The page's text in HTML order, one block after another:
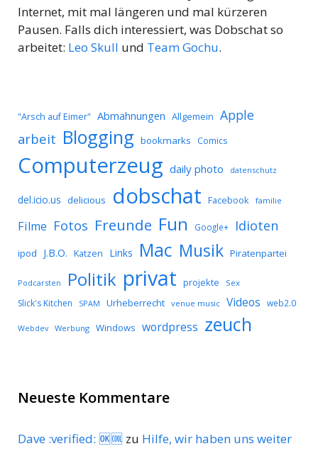
Internet, mit mal längeren und mal kürzeren
Pausen. Falls dich interessiert, was Dobschat so
arbeitet: Leo Skull und Team Gochu.
"Arsch auf Eimer" Abmahnungen Allgemein Apple
arbeit Blogging bookmarks Comics
Computerzeug daily photo datenschutz
del.icio.us delicious dobschat Facebook familie
Filme Fotos Freunde Fun Google+ Idioten
ipod J.B.O. Katzen Links Mac Musik Piratenpartei
Podcarsten Politik privat projekte Sex
Slick's Kitchen SPAM Urheberrecht venue music Videos web2.0
Webdev Werbung Windows wordpress zeuch
Neueste Kommentare
Dave :verified: 🆗🆒 zu Hilfe, wir haben uns weiter